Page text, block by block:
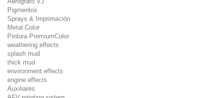
Pigmentos
Sprays & Imprimación
Metal Color
Pintura PremiumColor
weathering effects
splash mud
thick mud
environment effects
engine effects
Auxiliares